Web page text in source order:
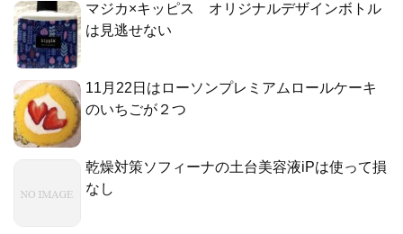
マジカ×キッピス オリジナルデザインボトル
は見逃せない
11月22日はローソンプレミアムロールケーキ
のいちごが２つ
乾燥対策ソフィーナの土台美容液iPは使って損
なし